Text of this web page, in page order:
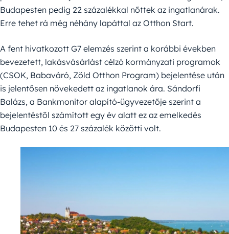
Budapesten pedig 22 százalékkal nőttek az ingatlanárak.
Erre tehet rá még néhány lapáttal az Otthon Start.
A fent hivatkozott G7 elemzés szerint a korábbi években
bevezetett, lakásvásárlást célzó kormányzati programok
(CSOK, Babaváró, Zöld Otthon Program) bejelentése után
is jelentősen növekedett az ingatlanok ára. Sándorfi
Balázs, a Bankmonitor alapító-ügyvezetője szerint a
bejelentéstől számított egy év alatt ez az emelkedés
Budapesten 10 és 27 százalék közötti volt.